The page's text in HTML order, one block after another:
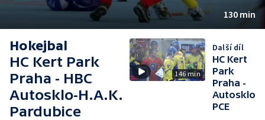
130 min
Hokejbal
HC Kert Park
Praha - HBC
Autosklo-H.A.K.
Pardubice
146 min
Další díl
HC Kert
Park
Praha -
Autosklo
PCE